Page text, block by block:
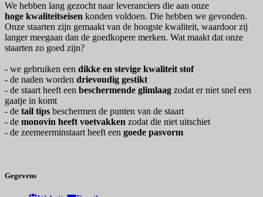
We hebben lang gezocht naar leveranciers die aan onze
hoge kwaliteitseisen konden voldoen. Die hebben we gevonden.
Onze staarten zijn gemaakt van de hoogste kwaliteit, waardoor zij
langer meegaan dan de goedkopere merken. Wat maakt dat onze
staarten zo goed zijn?
- we gebruiken een dikke en stevige kwaliteit stof
- de naden worden drievoudig gestikt
- de staart heeft een beschermende glimlaag zodat er niet snel een
gaatje in komt
- de tail tips beschermen de punten van de staart
- de monovin heeft voetvakken zodat die niet uitschiet
- de zeemeerminstaart heeft een goede pasvorm
Gegevens